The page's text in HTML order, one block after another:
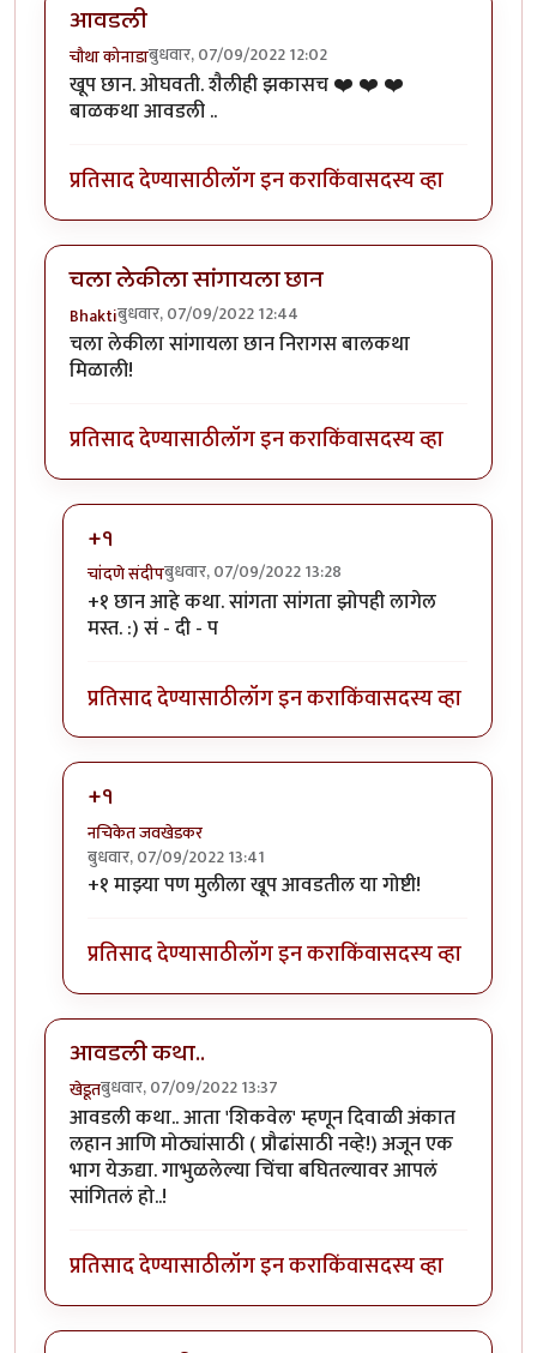
आवडली
चौथा कोनाडाबुधवार, 07/09/2022 12:02
खूप छान. ओघवती. शैलीही झकासच ❤️ ❤️ ❤️
बाळकथा आवडली ..
प्रतिसाद देण्यासाठीलॉग इन कराकिंवासदस्य व्हा
चला लेकीला सांगायला छान
Bhaktiबुधवार, 07/09/2022 12:44
चला लेकीला सांगायला छान निरागस बालकथा
मिळाली!
प्रतिसाद देण्यासाठीलॉग इन कराकिंवासदस्य व्हा
+१
चांदणे संदीपबुधवार, 07/09/2022 13:28
In reply toचला लेकीला सांगायला छान
+१ छान आहे कथा. सांगता सांगता झोपही लागेल
मस्त. :) सं - दी - प
प्रतिसाद देण्यासाठीलॉग इन कराकिंवासदस्य व्हा
+१
नचिकेत जवखेडकर
बुधवार, 07/09/2022 13:41
In reply toचला लेकीला सांगायला छान
+१ माझ्या पण मुलीला खूप आवडतील या गोष्टी!
प्रतिसाद देण्यासाठीलॉग इन कराकिंवासदस्य व्हा
आवडली कथा..
खेडूतबुधवार, 07/09/2022 13:37
आवडली कथा.. आता 'शिकवेल' म्हणून दिवाळी अंकात
लहान आणि मोठ्यांसाठी ( प्रौढांसाठी नव्हे!) अजून एक
भाग येऊद्या. गाभुळलेल्या चिंचा बघितल्यावर आपलं
सांगितलं हो..!
प्रतिसाद देण्यासाठीलॉग इन कराकिंवासदस्य व्हा